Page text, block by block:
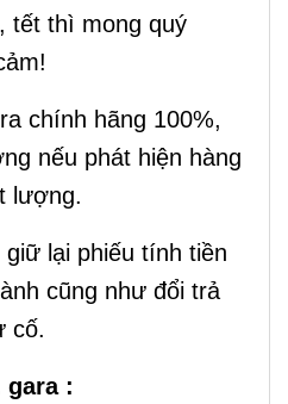
tết thì mong quý
chính hãng 100%,
nếu phát hiện hàng
lượng.
lại phiếu tính tiền
cũng như đổi trả
cố.
gara :